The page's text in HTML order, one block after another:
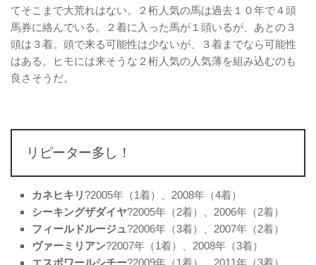
てそこまで大荒れはない。２桁人気の馬は過去１０年で４頭
馬券に絡んでいる。２着に入った馬が１頭いるが、あとの３
頭は３着。頭で来る可能性は少ないが、３着までなら可能性
はある。ヒモには来そうな２桁人気の人気薄を組み込むのも
良さそうだ。
リピーター多し！
カネヒキリ?2005年（1着）、2008年（4着）
シーキングザダイヤ?2005年（2着）、2006年（2着）
フィールドルージュ?2006年（3着）、2007年（2着）
ヴァーミリアン?2007年（1着）、2008年（3着）
エスポワールシチー?2009年（1着）、2011年（3着）